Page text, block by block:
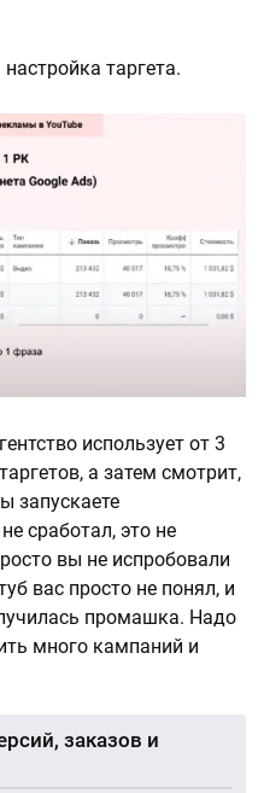
таргета.
использует от 3
а затем смотрит,
запускаете
сработал, это не
вы не испробовали
вас просто не понял, и
промашка. Надо
много кампаний и
заказов и